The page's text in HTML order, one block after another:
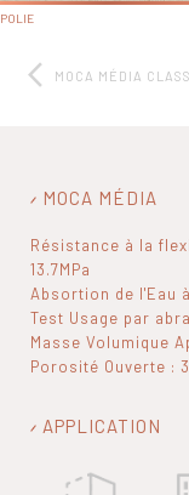
POLIE
MOCA MÉDIA
MOCA MÉDIA
Résistance à la
13.7MPa
Absortion de l'Eau
Test Usage par
Masse Volumique
Porosité Ouverte :
APPLICATION